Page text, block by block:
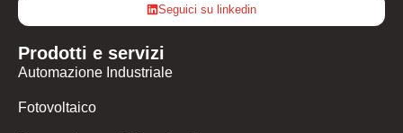
Seguici su linkedin
Prodotti e servizi
Automazione Industriale
Fotovoltaico